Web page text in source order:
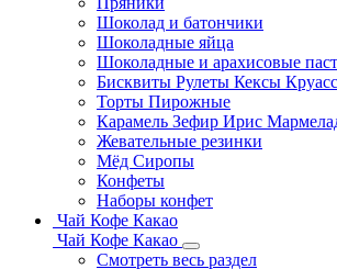
Шоколад и батончики
Шоколадные яйца
Шоколадные и арахисовые
Бисквиты Рулеты Кексы
Торты Пирожные
Карамель Зефир Ирис
Жевательные резинки
Мёд Сиропы
Конфеты
Наборы конфет
Чай Кофе Какао
Чай Кофе Какао
Смотреть весь раздел